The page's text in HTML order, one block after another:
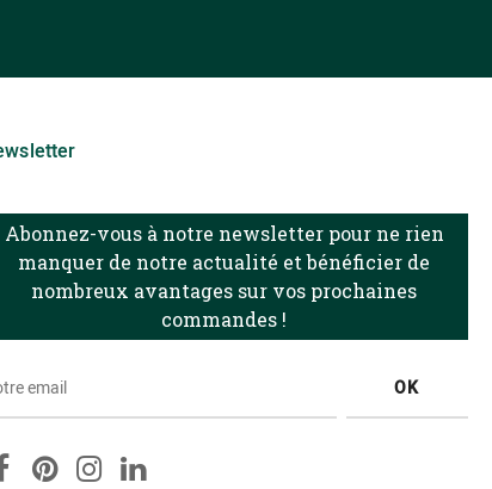
Abonnez-vous à notre newsletter pour ne rien
manquer de notre actualité et bénéficier de
nombreux avantages sur vos prochaines
commandes !
OK
FacebookPinterestInstagram